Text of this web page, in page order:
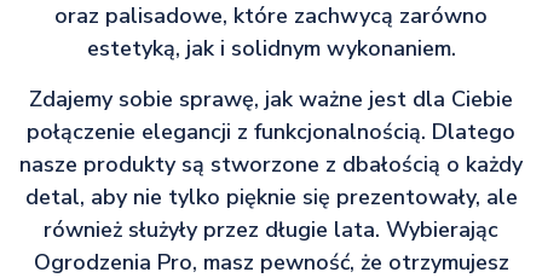
oraz palisadowe, które zachwycą zarówno
estetyką, jak i solidnym wykonaniem.
Zdajemy sobie sprawę, jak ważne jest dla Ciebie
połączenie elegancji z funkcjonalnością. Dlatego
nasze produkty są stworzone z dbałością o każdy
detal, aby nie tylko pięknie się prezentowały, ale
również służyły przez długie lata. Wybierając
Ogrodzenia Pro, masz pewność, że otrzymujesz